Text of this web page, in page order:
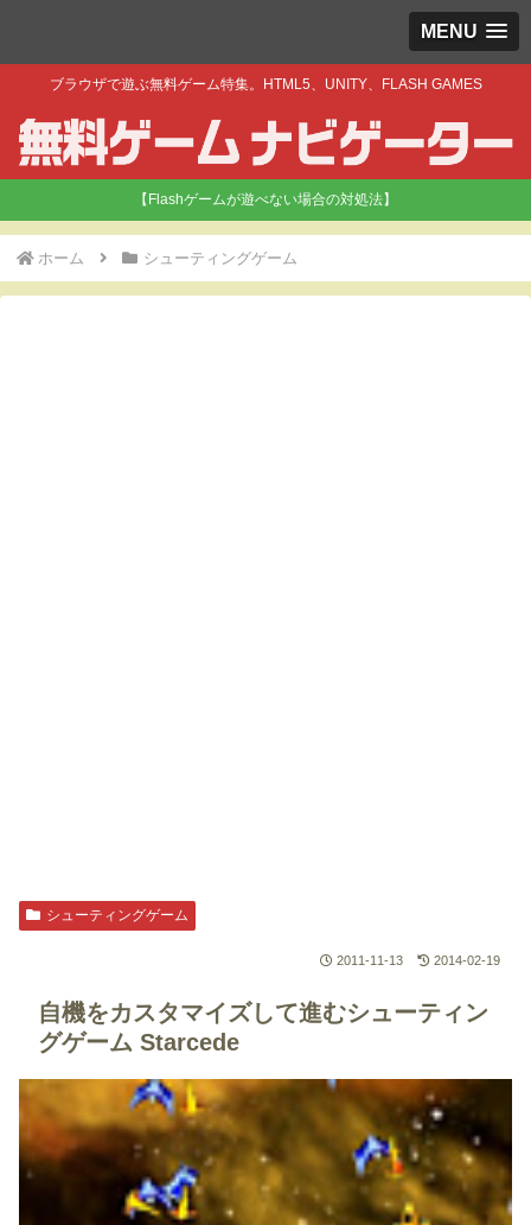
MENU
ブラウザで遊ぶ無料ゲーム特集。HTML5、UNITY、FLASH GAMES
【Flashゲームが遊べない場合の対処法】
ホーム シューティングゲーム
シューティングゲーム
2011-11-13 2014-02-19
自機をカスタマイズして進むシューティン
グゲーム Starcede